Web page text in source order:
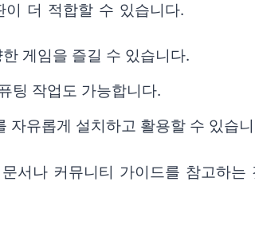
이 더 적합할 수 있습니다.
게임을 즐길 수 있습니다.
팅 작업도 가능합니다.
자유롭게 설치하고 활용할 수 있습
서나 커뮤니티 가이드를 참고하는